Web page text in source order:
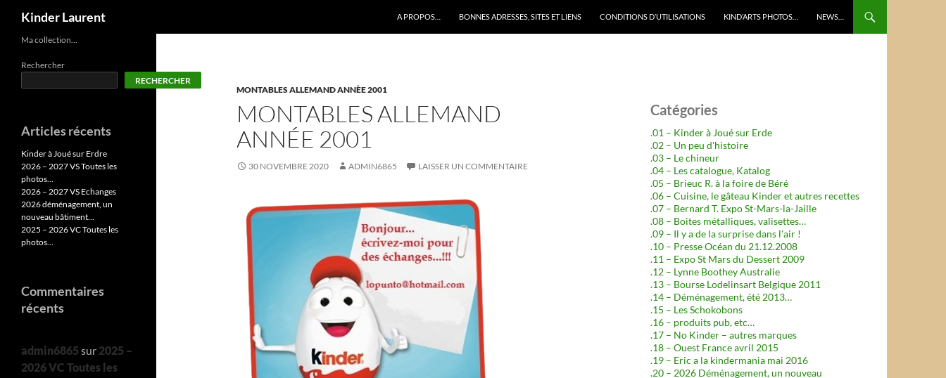
Aller
contenu
Kinder Laurent A PROPOS… BONNES ADRESSES, SITES ET LIENS CONDITIONS D’UTILISATIONS KIND’ARTS PHOTOS… NEWS…
MONTABLES ALLEMAND ANNÈE 2001
MONTABLES ALLEMAND
ANNÉE 2001
30 NOVEMBRE 2020 ADMIN6865 LAISSER UN COMMENTAIRE
Catégories
.01 – Kinder à Joué sur Erde
.02 – Un peu d'histoire
.03 – Le chineur
.04 – Les catalogue, Katalog
.05 – Brieuc R. à la foire de Béré
.06 – Cuisine, le gâteau Kinder et autres recettes
.07 – Bernard T. Expo St-Mars-la-Jaille
.08 – Boites métalliques, valisettes…
.09 – Il y a de la surprise dans l'air !
.10 – Presse Océan du 21.12.2008
.11 – Expo St Mars du Dessert 2009
.12 – Lynne Boothey Australie
.13 – Bourse Lodelinsart Belgique 2011
.14 – Déménagement, été 2013…
.15 – Les Schokobons
.16 – produits pub, etc…
.17 – No Kinder – autres marques
.18 – Ouest France avril 2015
.19 – Eric a la kindermania mai 2016
.20 – 2026 Déménagement, un nouveau
Ma collection…
Rechercher
RECHERCHER
Articles récents
Kinder à Joué sur Erdre
2026 – 2027 VS Toutes les
photos…
2026 – 2027 VS Echanges
2026 déménagement, un
nouveau bâtiment…
2025 – 2026 VC Toutes les
photos…
Commentaires
récents
admin6865 sur 2025 –
2026 VC Toutes les